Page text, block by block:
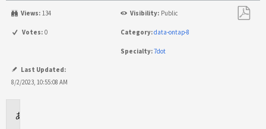
Views: 134 Visibility: Public
Votes: 0 Category:data-ontap-8
Specialty:7dot
Last Updated:
8/2/2023, 10:55:08 AM